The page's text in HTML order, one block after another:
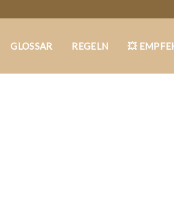
GLOSSAR REGELN 💥